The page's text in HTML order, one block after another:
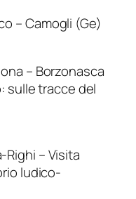
– Camogli (Ge)
– Borzonasca
sulle tracce del
Righi – Visita
ludico-